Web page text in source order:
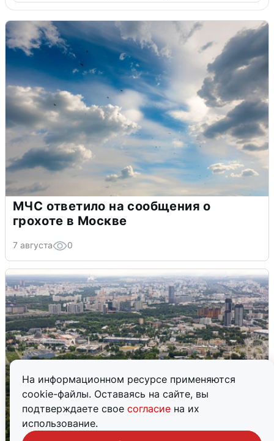
На информационном ресурсе применяются
cookie-файлы. Оставаясь на сайте, вы
подтверждаете свое согласие на их
использование.
МЧС ответило на сообщения о
грохоте в Москве
7 августа 0